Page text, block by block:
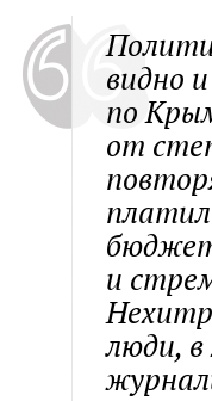
видно
по
от
и
люди,